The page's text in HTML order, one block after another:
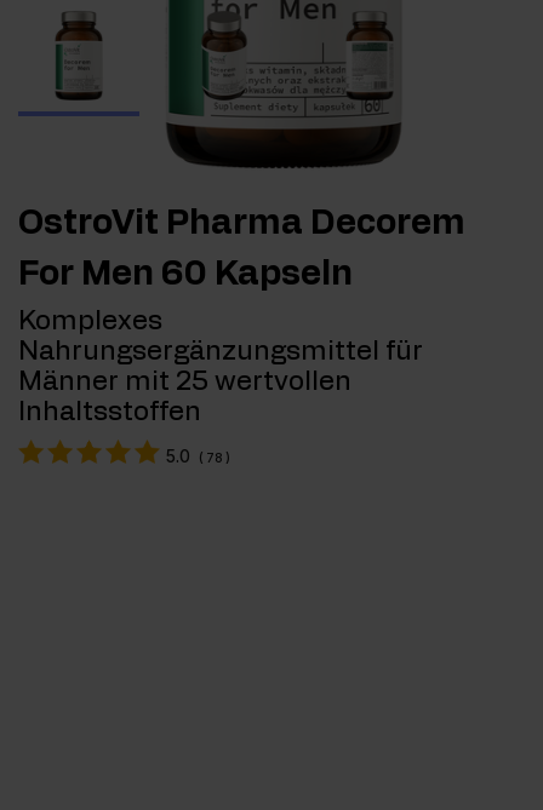
OstroVit Pharma Decorem
For Men 60 Kapseln
Komplexes
Nahrungsergänzungsmittel für
Männer mit 25 wertvollen
Inhaltsstoffen
5.0 ( 78 )